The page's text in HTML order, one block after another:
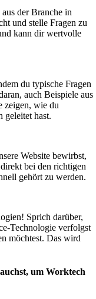
der Branche in
und stelle Fragen zu
kann dir wertvolle
du typische Fragen
auch Beispiele aus
zeigen, wie du
geleitet hast.
Website bewirbst,
bei den richtigen
gehört zu werden.
Sprich darüber,
Technologie verfolgst
möchtest. Das wird
um Worktech